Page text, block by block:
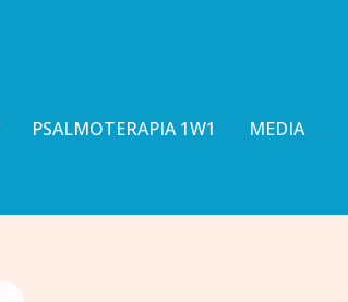
PSALMOTERAPIA 1W1 MEDIA